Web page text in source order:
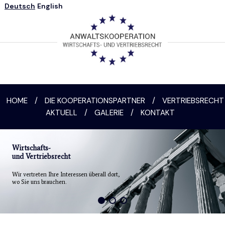
Deutsch English
HOME / DIE KOOPERATIONSPARTNER /
VERTRIEBSRECHT
AKTUELL
/ GALERIE / KONTAKT
Wirtschafts-
und Vertriebsrecht
Wir vertreten Ihre Interessen überall dort,
wo Sie uns brauchen.